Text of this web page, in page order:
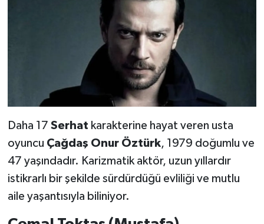
Daha 17 Serhat karakterine hayat veren usta
oyuncu Çağdaş Onur Öztürk, 1979 doğumlu ve
47 yaşındadır. Karizmatik aktör, uzun yıllardır
istikrarlı bir şekilde sürdürdüğü evliliği ve mutlu
aile yaşantısıyla biliniyor.